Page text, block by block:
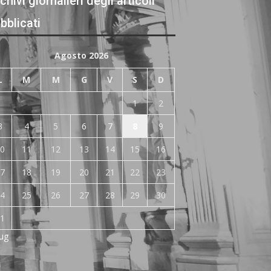
Agosto 2026
M M G V S D
1
2
4 5 6 7
9
11 12 13 14 15
16
18 19 20 21 22
23
25 26 27 28 29
30